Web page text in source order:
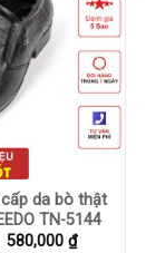
da bò thật
TN-5144
Giá
580,000 ₫Giá